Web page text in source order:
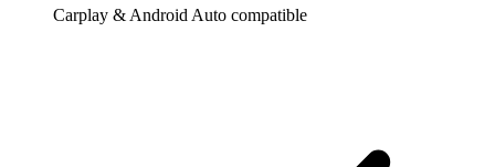
Carplay & Android Auto compatible